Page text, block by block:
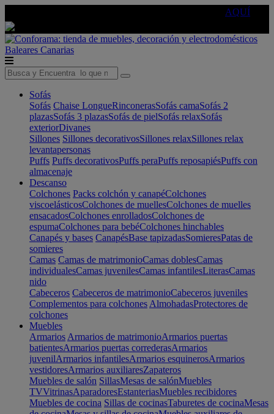
AQUÍ
Baleares Canarias
Sofás
Sofás Chaise LongueRinconerasSofás camaSofás 2
plazasSofás 3 plazasSofás de pielSofás relaxSofás
exteriorDivanes
Sillones Sillones decorativosSillones relaxSillones relax
levantapersonas
Puffs Puffs decorativosPuffs peraPuffs reposapiésPuffs con
almacenaje
Descanso
Colchones Packs colchón y canapéColchones
viscoelásticosColchones de muellesColchones de muelles
ensacadosColchones enrolladosColchones de
espumaColchones para bebéColchones hinchables
Canapés y bases CanapésBase tapizadasSomieresPatas de
somieres
Camas Camas de matrimonioCamas doblesCamas
individualesCamas juvenilesCamas infantilesLiterasCamas
nido
Cabeceros Cabeceros de matrimonioCabeceros juveniles
Complementos para colchones AlmohadasProtectores de
colchones
Muebles
Armarios Armarios de matrimonioArmarios puertas
batientesArmarios puertas correderasArmarios
juvenilArmarios infantilesArmarios esquinerosArmarios
vestidoresArmarios auxiliaresZapateros
Muebles de salón SillasMesas de salónMuebles
TVVitrinasAparadoresEstanteriasMuebles recibidores
Muebles de cocina Sillas de cocinasTaburetes de cocinaMesas